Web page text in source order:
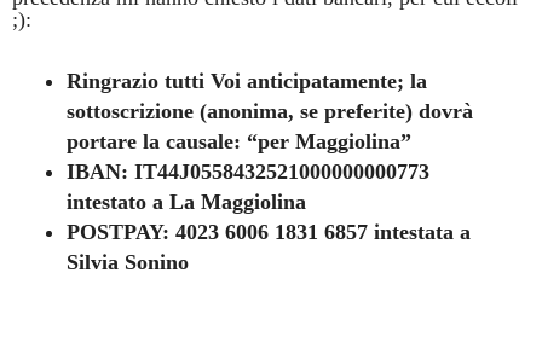
;):
Ringrazio tutti Voi anticipatamente; la
sottoscrizione (anonima, se preferite) dovrà
portare la causale: “per Maggiolina”
IBAN: IT44J0558432521000000000773
intestato a La Maggiolina
POSTPAY: 4023 6006 1831 6857 intestata a
Silvia Sonino